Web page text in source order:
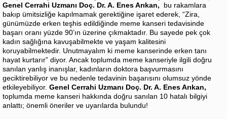
Genel Cerrahi Uzmanı Doç. Dr. A. Enes Arıkan, bu rakamlara
bakıp ümitsizliğe kapılmamak gerektiğine işaret ederek, “Zira,
günümüzde erken teşhis edildiğinde meme kanseri tedavisinde
başarı oranı yüzde 90’ın üzerine çıkmaktadır. Bu sayede pek çok
kadın sağlığına kavuşabilmekte ve yaşam kalitesini
koruyabilmektedir. Unutmayalım ki meme kanserinde erken tanı
hayat kurtarır” diyor. Ancak toplumda meme kanseriyle ilgili doğru
sanılan yanlış inanışlar, kadınların doktora başvurmasını
geciktirebiliyor ve bu nedenle tedavinin başarısını olumsuz yönde
etkileyebiliyor. Genel Cerrahi Uzmanı Doç. Dr. A. Enes Arıkan,
toplumda meme kanseri hakkında doğru sanılan 10 hatalı bilgiyi
anlattı; önemli öneriler ve uyarılarda bulundu!